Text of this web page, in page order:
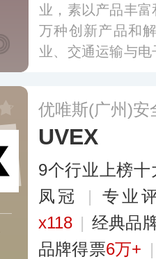
业，素以产品丰
万种创新产品和
业、交通运输与
优唯斯(广州)安
UVEX
9个行业上榜十
凤冠
|
专业
x118 | 经典品
品牌得票6万+